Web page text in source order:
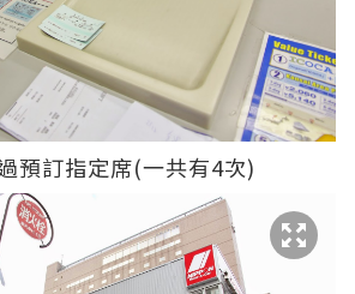
預訂指定席(一共有4次)